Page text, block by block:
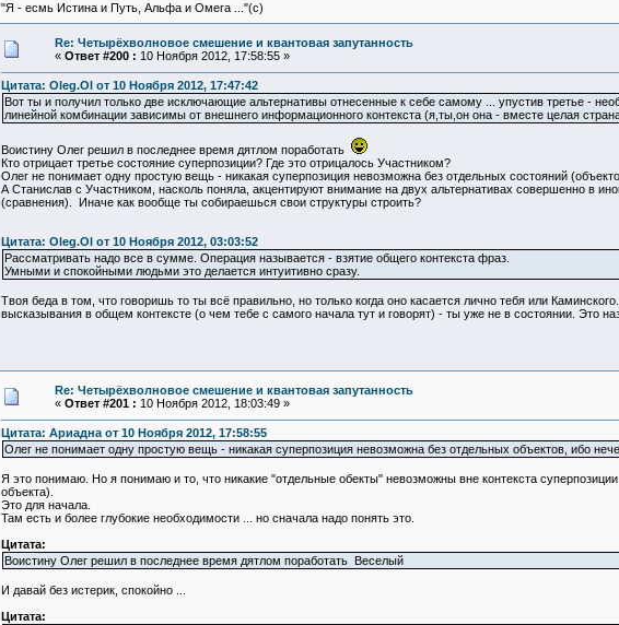
"Я - есмь Истина и Путь, Альфа и Омега ..."(с)
Re: Четырёхволновое смешение и квантовая запутанность
« Ответ #200 : 10 Ноября 2012, 17:58:55 »
Цитата: Oleg.Ol от 10 Ноября 2012, 17:47:42
Вот ты и получил только две исключающие альтернативы отнесенные к себе самому ... упустив третье -
линейной комбинации зависимы от внешнего информационного контекста (я,ты,он она - вместе целая
Воистину Олег решил в последнее время дятлом поработать
Кто отрицает третье состояние суперпозиции? Где это отрицалось Участником?
Олег не понимает одну простую вещь - никакая суперпозиция невозможна без отдельных состояний
А Станислав с Участником, насколь поняла, акцентируют внимание на двух альтернативах совершенно в
(сравнения). Иначе как вообще ты собираешься свои структуры строить?
Цитата: Oleg.Ol от 10 Ноября 2012, 03:03:52
Рассматривать надо все в сумме. Операция называется - взятие общего контекста фраз.
Умными и спокойными людьми это делается интуитивно сразу.
Твоя беда в том, что говоришь то ты всё правильно, но только когда оно касается лично тебя или
высказывания в общем контексте (о чем тебе с самого начала тут и говорят) - ты уже не в состоянии. Это
Re: Четырёхволновое смешение и квантовая запутанность
« Ответ #201 : 10 Ноября 2012, 18:03:49 »
Цитата: Ариадна от 10 Ноября 2012, 17:58:55
Олег не понимает одну простую вещь - никакая суперпозиция невозможна без отдельных объектов, ибо
Я это понимаю. Но я понимаю и то, что никакие "отдельные обекты" невозможны вне контекста
объекта).
Это для начала.
Там есть и более глубокие необходимости ... но сначала надо понять это.
Цитата:
Воистину Олег решил в последнее время дятлом поработать Веселый
И давай без истерик, спокойно ...
Цитата: